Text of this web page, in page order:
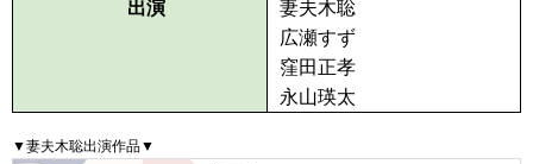
出演
妻夫木聡
広瀬すず
窪田正孝
永山瑛太
▼妻夫木聡出演作品▼